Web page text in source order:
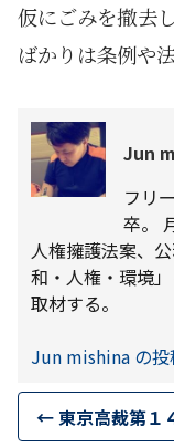
仮にごみを撤去
ばかりは条例や
Jun
フリ
卒。
人権擁護法案、
和・人権・環境
取材する。
Jun mishina の投
← 東京高裁第１